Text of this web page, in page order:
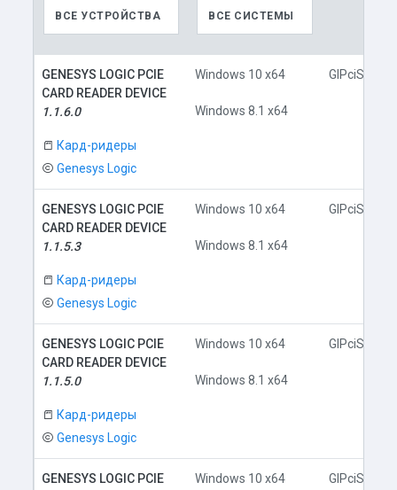
ВСЕ УСТРОЙСТВА ВСЕ СИСТЕМЫ
GENESYS LOGIC PCIE
CARD READER DEVICE
1.1.6.0
Кард-ридеры
Genesys Logic
Windows 10 x64
Windows 8.1 x64
GlPciSD.inf
GENESYS LOGIC PCIE
CARD READER DEVICE
1.1.5.3
Кард-ридеры
Genesys Logic
Windows 10 x64
Windows 8.1 x64
GlPciSD.inf
GENESYS LOGIC PCIE
CARD READER DEVICE
1.1.5.0
Кард-ридеры
Genesys Logic
Windows 10 x64
Windows 8.1 x64
GlPciSD.inf
GENESYS LOGIC PCIE Windows 10 x64 GlPciSD.inf